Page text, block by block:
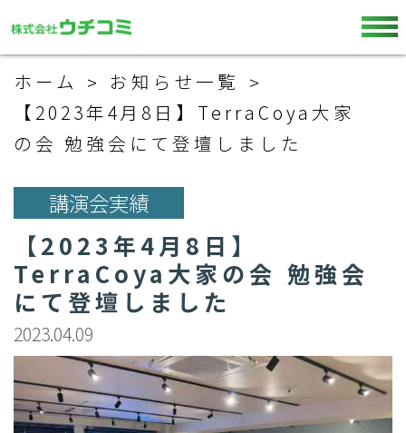
ホーム
お知らせ一覧
【2023年4月8日】TerraCoya大家
の会 勉強会にて登壇しました
講演会実績
【2023年4月8日】
TerraCoya大家の会 勉強会
にて登壇しました
2023.04.09